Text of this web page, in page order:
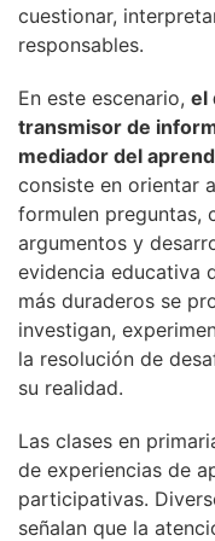
cuestionar,
responsables.
En este escenario, el
transmisor de
mediador del
consiste en orientar
formulen preguntas,
argumentos y
evidencia educativa
más duraderos se
investigan,
la resolución de
su realidad.
Las clases en
de experiencias de
participativas.
señalan que la